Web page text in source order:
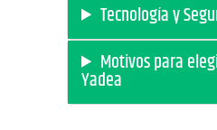
Tecnología y
Motivos para
Yadea